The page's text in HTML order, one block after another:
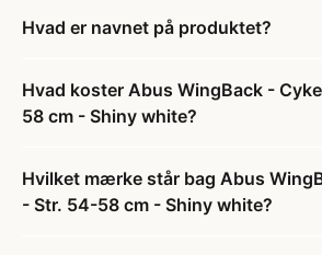
Hvad er navnet på produktet?
Hvad koster Abus WingBack -
58 cm - Shiny white?
Hvilket mærke står bag Abus
- Str. 54-58 cm - Shiny white?